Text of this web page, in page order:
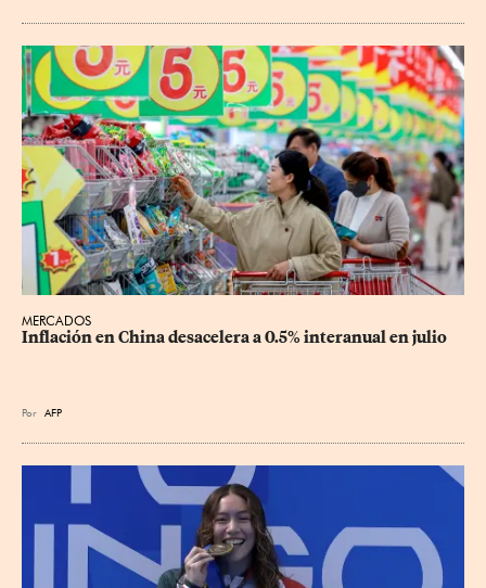
MERCADOS
Inflación en China desacelera a 0.5% interanual en julio
Por AFP